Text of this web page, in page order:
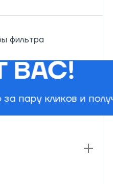
фильтра
ВАС!
пару кликов и